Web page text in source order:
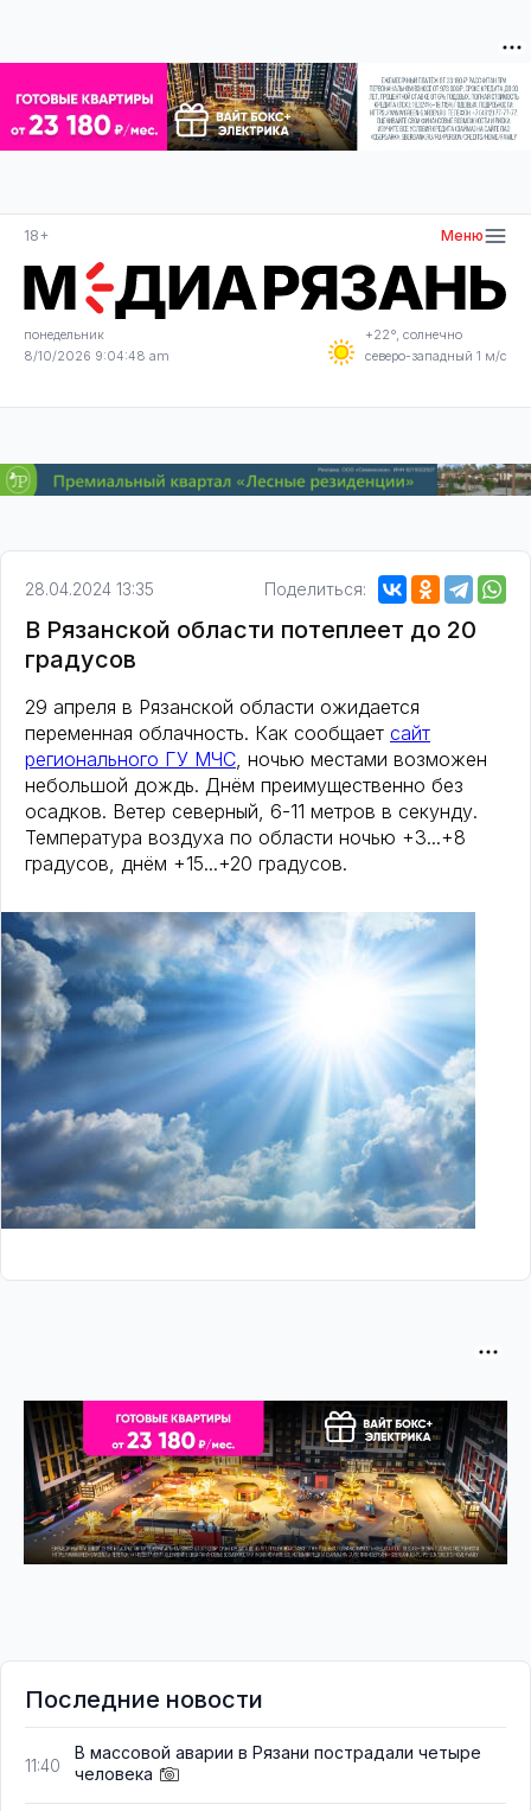
18+ Меню
понедельник
8/10/2026 9:04:49 am
+22°, солнечно
северо-западный 1 м/с
28.04.2024 13:35 Поделиться:
В Рязанской области потеплеет до 20
градусов
29 апреля в Рязанской области ожидается
переменная облачность. Как сообщает сайт
регионального ГУ МЧС, ночью местами возможен
небольшой дождь. Днём преимущественно без
осадков. Ветер северный, 6-11 метров в секунду.
Температура воздуха по области ночью +3...+8
градусов, днём +15...+20 градусов.
Последние новости
11:40
В массовой аварии в Рязани пострадали четыре
человека